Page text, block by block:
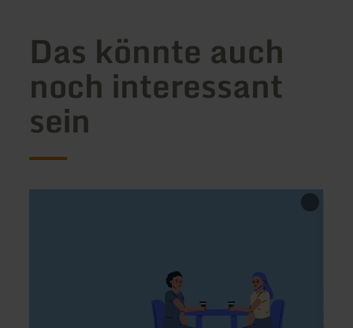
Das könnte auch
noch interessant
sein